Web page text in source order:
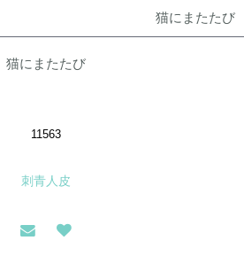
猫にまたたび
猫にまたたび
11563
刺青人皮